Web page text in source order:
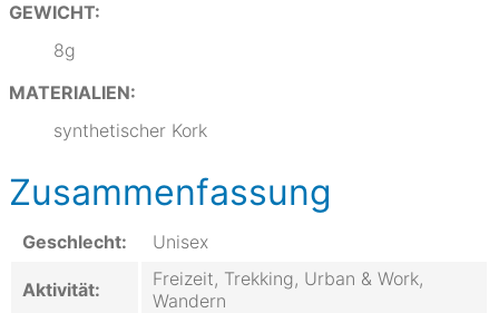
GEWICHT:
8g
MATERIALIEN:
synthetischer Kork
Zusammenfassung
Geschlecht: Unisex
Aktivität:
Freizeit, Trekking, Urban & Work,
Wandern